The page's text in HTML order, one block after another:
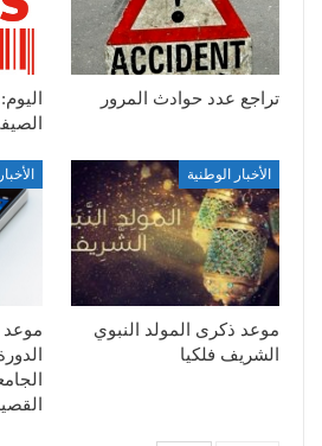
تراجع عدد حوادث المرور
الأخبار الوطنية
موعد ذكرى المولد النبوي
الشريف فلكيا
موعد